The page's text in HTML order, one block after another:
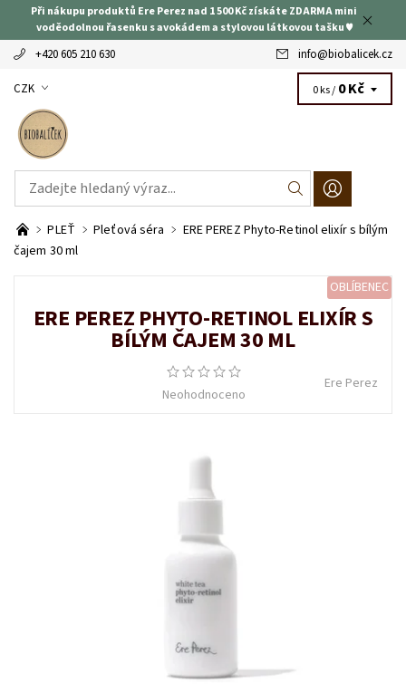
Při nákupu produktů Ere Perez nad 1 500 Kč získáte ZDARMA mini
voděodolnou řasenku s avokádem a stylovou látkovou tašku ♥
+420 605 210 630 info@biobalicek.cz
CZK 0 ks / 0 Kč
PLEŤ Pleťová séra
ERE PEREZ Phyto-Retinol elixír s bílým
čajem 30 ml
OBLÍBENEC
ERE PEREZ PHYTO-RETINOL ELIXÍR S
BÍLÝM ČAJEM 30 ML
Neohodnoceno
Ere Perez